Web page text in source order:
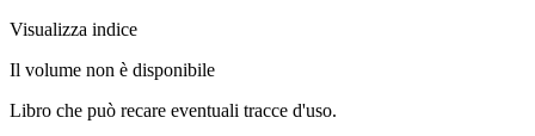
Visualizza indice
Il volume non è disponibile
Libro che può recare eventuali tracce d'uso.